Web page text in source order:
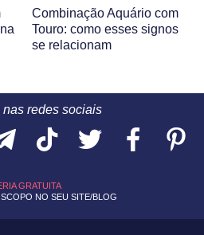
Combinação Aquário com
Touro: como esses signos
se relacionam
redes sociais
GRATUITA
NO SEU SITE/BLOG